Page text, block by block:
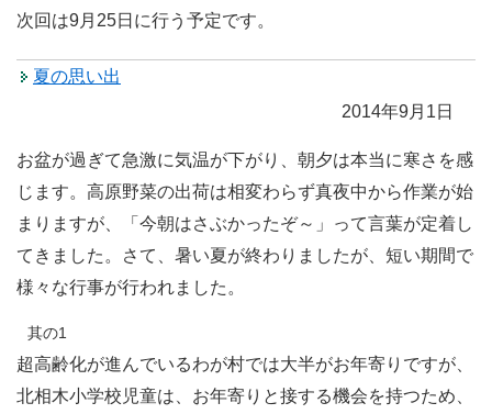
次回は9月25日に行う予定です。
夏の思い出
2014年9月1日
お盆が過ぎて急激に気温が下がり、朝夕は本当に寒さを感
じます。高原野菜の出荷は相変わらず真夜中から作業が始
まりますが、「今朝はさぶかったぞ～」って言葉が定着し
てきました。さて、暑い夏が終わりましたが、短い期間で
様々な行事が行われました。
其の1
超高齢化が進んでいるわが村では大半がお年寄りですが、
北相木小学校児童は、お年寄りと接する機会を持つため、